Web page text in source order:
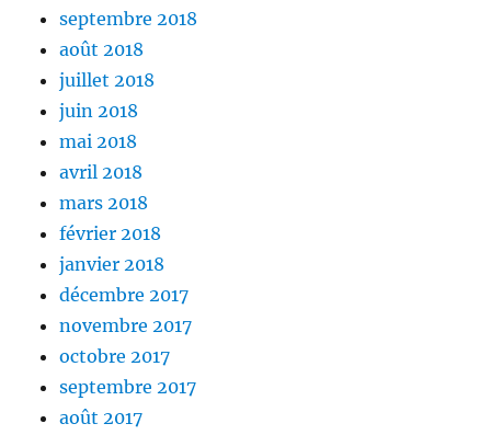
septembre 2018
août 2018
juillet 2018
juin 2018
mai 2018
avril 2018
mars 2018
février 2018
janvier 2018
décembre 2017
novembre 2017
octobre 2017
septembre 2017
août 2017